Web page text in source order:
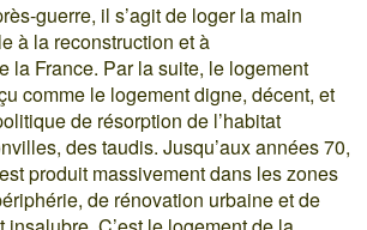
guerre, il s’agit de loger la main
à la reconstruction et à
la France. Par la suite, le logement
comme le logement digne, décent, et
de résorption de l’habitat
des taudis. Jusqu’aux années 70,
produit massivement dans les zones
de rénovation urbaine et de